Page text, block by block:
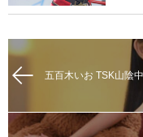
五百木いお TSK山陰